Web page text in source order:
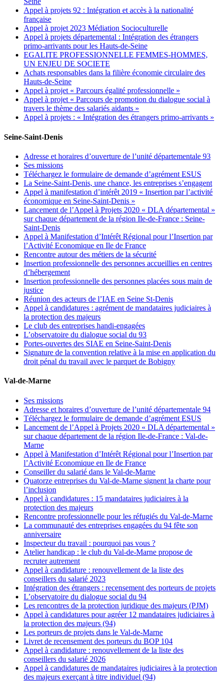
Appel à projets 92 : Intégration et accès à la nationalité
française
Appel à projet 2023 Médiation Socioculturelle
Appel à projets départemental : Intégration des étrangers
primo-arrivants pour les Hauts-de-Seine
EGALITE PROFESSIONNELLE FEMMES-HOMMES,
UN ENJEU DE SOCIETE
Achats responsables dans la filière économie circulaire des
Hauts-de-Seine
Appel à projet « Parcours égalité professionnelle »
Appel à projet « Parcours de promotion du dialogue social à
travers le thème des salariés aidants »
Appel à projets : « Intégration des étrangers primo-arrivants »
Seine-Saint-Denis
Adresse et horaires d’ouverture de l’unité départementale 93
Ses missions
Téléchargez le formulaire de demande d’agrément ESUS
La Seine-Saint-Denis, une chance, les entreprises s’engagent
Appel à manifestation d’intérêt 2019 « Insertion par l’activité
économique en Seine-Saint-Denis »
Lancement de l’Appel à Projets 2020 « DLA départemental »
sur chaque département de la région Ile-de-France : Seine-
Saint-Denis
Appel à Manifestation d’Intérêt Régional pour l’Insertion par
l’Activité Economique en Ile de France
Rencontre autour des métiers de la sécurité
Insertion professionnelle des personnes accueillies en centres
d’hébergement
Insertion professionnelle des personnes placées sous main de
justice
Réunion des acteurs de l’IAE en Seine St-Denis
Appel à candidatures : agrément de mandataires judiciaires à
la protection des majeurs
Le club des entreprises handi-engagées
L’observatoire du dialogue social du 93
Portes-ouvertes des SIAE en Seine-Saint-Denis
Signature de la convention relative à la mise en application du
droit pénal du travail avec le parquet de Bobigny
Val-de-Marne
Ses missions
Adresse et horaires d’ouverture de l’unité départementale 94
Téléchargez le formulaire de demande d’agrément ESUS
Lancement de l’Appel à Projets 2020 « DLA départemental »
sur chaque département de la région Ile-de-France : Val-de-
Marne
Appel à Manifestation d’Intérêt Régional pour l’Insertion par
l’Activité Economique en Ile de France
Conseiller du salarié dans le Val-de-Marne
Quatorze entreprises du Val-de-Marne signent la charte pour
l’inclusion
Appel à candidatures : 15 mandataires judiciaires à la
protection des majeurs
Rencontre professionnelle pour les réfugiés du Val-de-Marne
La communauté des entreprises engagées du 94 fête son
anniversaire
Inspecteur du travail : pourquoi pas vous ?
Atelier handicap : le club du Val-de-Marne propose de
recruter autrement
Appel à candidature : renouvellement de la liste des
conseillers du salarié 2023
Intégration des étrangers : recensement des porteurs de projets
L’observatoire du dialogue social du 94
Les rencontres de la protection juridique des majeurs (PJM)
Appel à candidatures pour agréer 12 mandataires judiciaires à
la protection des majeurs (94)
Les porteurs de projets dans le Val-de-Marne
Livret de recensement des porteurs du BOP 104
Appel à candidature : renouvellement de la liste des
conseillers du salarié 2026
Appel à candidatures de mandataires judiciaires à la protection
des majeurs exerçant à titre individuel (94)